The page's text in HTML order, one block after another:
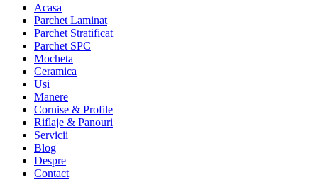
Acasa
Parchet Laminat
Parchet Stratificat
Parchet SPC
Mocheta
Ceramica
Usi
Manere
Cornise & Profile
Riflaje & Panouri
Servicii
Blog
Despre
Contact